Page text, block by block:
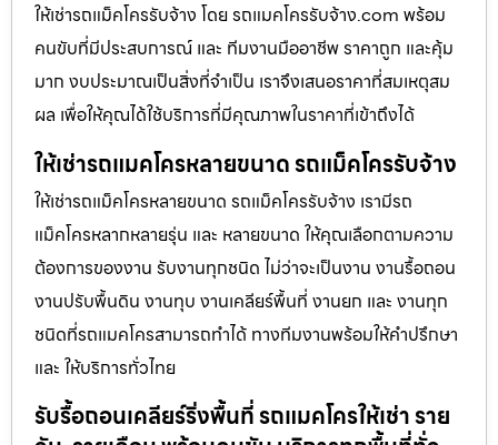
ให้เช่ารถแม็คโครรับจ้าง โดย รถแมคโครรับจ้าง.com พร้อม
คนขับที่มีประสบการณ์ และ ทีมงานมืออาชีพ ราคาถูก และคุ้ม
มาก งบประมาณเป็นสิ่งที่จำเป็น เราจึงเสนอราคาที่สมเหตุสม
ผล เพื่อให้คุณได้ใช้บริการที่มีคุณภาพในราคาที่เข้าถึงได้
ให้เช่ารถแมคโครหลายขนาด รถแม็คโครรับจ้าง
ให้เช่ารถแม็คโครหลายขนาด รถแม็คโครรับจ้าง เรามีรถ
แม็คโครหลากหลายรุ่น และ หลายขนาด ให้คุณเลือกตามความ
ต้องการของงาน รับงานทุกชนิด ไม่ว่าจะเป็นงาน งานรื้อถอน
งานปรับพื้นดิน งานทุบ งานเคลียร์พื้นที่ งานยก และ งานทุก
ชนิดที่รถแมคโครสามารถทำได้ ทางทีมงานพร้อมให้คำปรึกษา
และ ให้บริการทั่วไทย
รับรื้อถอนเคลียร์ริ่งพื้นที่ รถแมคโครให้เช่า ราย